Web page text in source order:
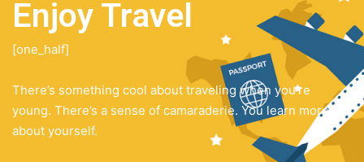
Enjoy Travel
[one_half]
There’s something cool about traveling when you’re
young. There’s a sense of camaraderie. You learn more
about yourself.